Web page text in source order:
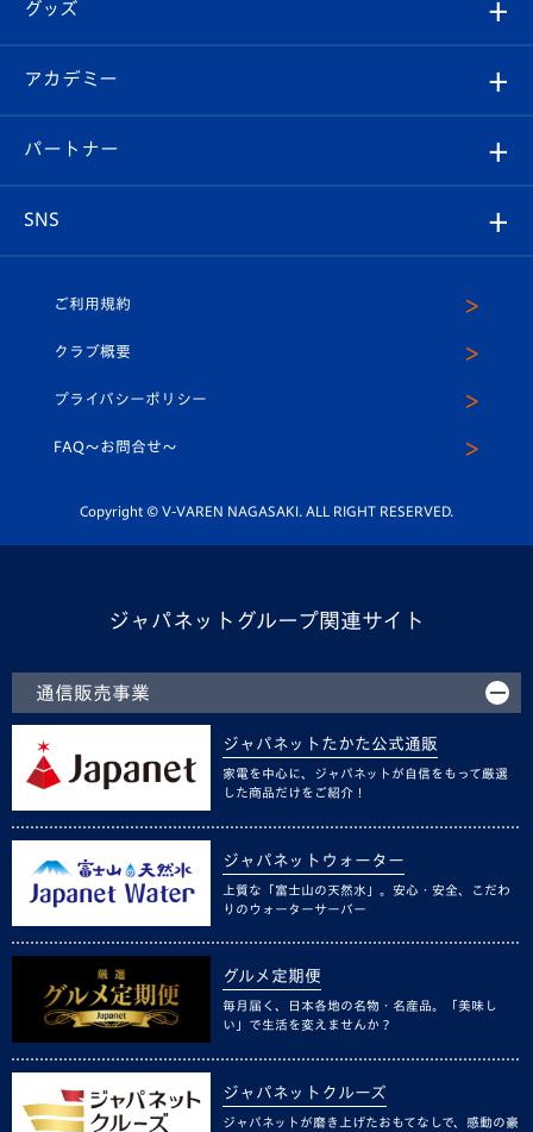
チケット
イベント
メディア
ホームタウン
スタッフプロフィール
マスコット紹介
平和祈念活動
ホームタウン活動
Revive Team
ヴィヴィくんの長崎おもてなしガイド
フォトギャラリー
スタジアムグルメ
V-LOVERS（ファンクラブ）
プレイヤーズスイート
グッズ
オンラインショップ
店舗情報
アカデミー
育成からのお知らせ
U-18
スクール
パートナー
SNS
ヴィヴィくんインスタグラム
公式LINE＠
ご利用規約
クラブ概要
プライバシーポリシー
FAQ〜お問合せ〜
Copyright © V-VAREN NAGASAKI. ALL RIGHT RESERVED.
ジャパネットグループ関連サイト
通信販売事業
ジャパネットたかた公式通販
家電を中心に、ジャパネットが自信をもって厳選
した商品だけをご紹介！
ジャパネットウォーター
上質な「富士山の天然水」。安心・安全、こだわ
りのウォーターサーバー
グルメ定期便
毎月届く、日本各地の名物・名産品。「美味し
い」で生活を変えませんか？
ジャパネットクルーズ
ジャパネットが磨き上げたおもてなしで、感動の豪